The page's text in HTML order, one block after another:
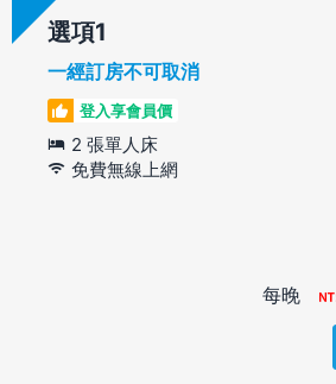
選項
一經訂房不可取消
登入享會員價
2 張單人床
免費無線上網
每晚